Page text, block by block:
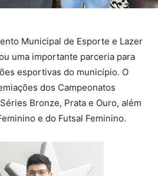
Municipal de Esporte e Lazer
uma importante parceria para
esportivas do município. O
dos Campeonatos
Bronze, Prata e Ouro, além
e do Futsal Feminino.